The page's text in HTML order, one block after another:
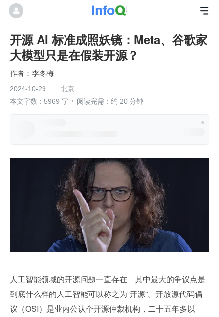
开源 AI 标准成照妖镜：Meta、谷歌家
大模型只是在假装开源？
李冬梅
2024-10-29
北京
本文字数：5969 字
阅读完需：约 20 分钟
人工智能领域的开源问题一直存在，其中最大的争议点是
到底什么样的人工智能可以称之为“开源”。开放源代码倡
议（OSI）是业内公认个开源仲裁机构，二十五年多以